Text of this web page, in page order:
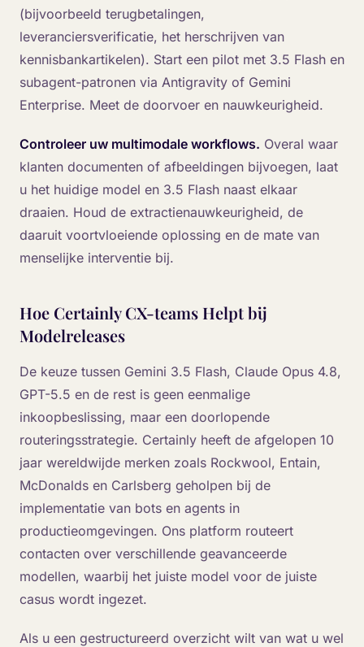
(bijvoorbeeld terugbetalingen,
leveranciersverificatie, het herschrijven van
kennisbankartikelen). Start een pilot met 3.5 Flash en
subagent-patronen via Antigravity of Gemini
Enterprise. Meet de doorvoer en nauwkeurigheid.
Controleer uw multimodale workflows. Overal waar
klanten documenten of afbeeldingen bijvoegen, laat
u het huidige model en 3.5 Flash naast elkaar
draaien. Houd de extractienauwkeurigheid, de
daaruit voortvloeiende oplossing en de mate van
menselijke interventie bij.
Hoe Certainly CX-teams Helpt bij
Modelreleases
De keuze tussen Gemini 3.5 Flash, Claude Opus 4.8,
GPT-5.5 en de rest is geen eenmalige
inkoopbeslissing, maar een doorlopende
routeringsstrategie. Certainly heeft de afgelopen 10
jaar wereldwijde merken zoals Rockwool, Entain,
McDonalds en Carlsberg geholpen bij de
implementatie van bots en agents in
productieomgevingen. Ons platform routeert
contacten over verschillende geavanceerde
modellen, waarbij het juiste model voor de juiste
casus wordt ingezet.
Als u een gestructureerd overzicht wilt van wat u wel